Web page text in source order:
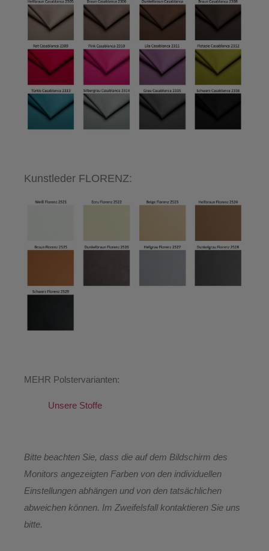
Kunstleder FLORENZ:
MEHR Polstervarianten:
Unsere Stoffe
Bitte beachten Sie, dass die auf dem Bildschirm des
Monitors angezeigten Farben von den individuellen
Einstellungen abhängen und von den tatsächlichen
abweichen können. Im Zweifelsfall kontaktieren Sie uns
bitte.